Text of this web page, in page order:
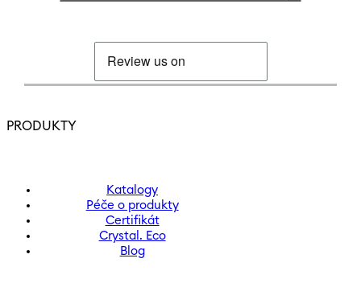
PRODUKTY
Katalogy
Péče o produkty
Certifikát
Crystal. Eco
Blog